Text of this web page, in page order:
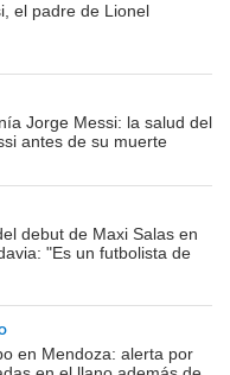
el padre de Lionel
Jorge Messi: la salud del
antes de su muerte
debut de Maxi Salas en
"Es un futbolista de
en Mendoza: alerta por